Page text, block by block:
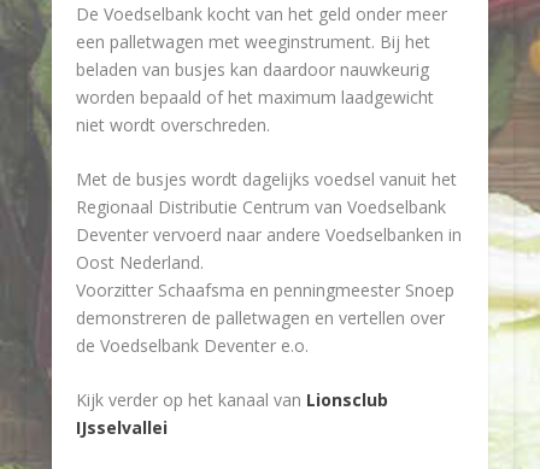
De Voedselbank kocht van het geld onder meer
een palletwagen met weeginstrument. Bij het
beladen van busjes kan daardoor nauwkeurig
worden bepaald of het maximum laadgewicht
niet wordt overschreden.
Met de busjes wordt dagelijks voedsel vanuit het
Regionaal Distributie Centrum van Voedselbank
Deventer vervoerd naar andere Voedselbanken in
Oost Nederland.
Voorzitter Schaafsma en penningmeester Snoep
demonstreren de palletwagen en vertellen over
de Voedselbank Deventer e.o.
Kijk verder op het kanaal van Lionsclub
IJsselvallei